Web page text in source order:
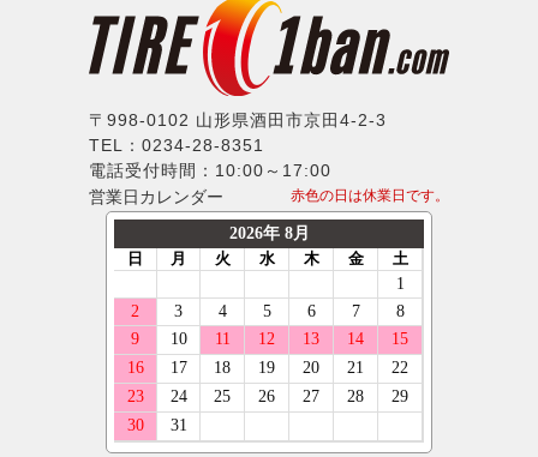
〒998-0102 山形県酒田市京田4-2-3
TEL：0234-28-8351
電話受付時間：10:00～17:00
営業日カレンダー
赤色の日は休業日です。